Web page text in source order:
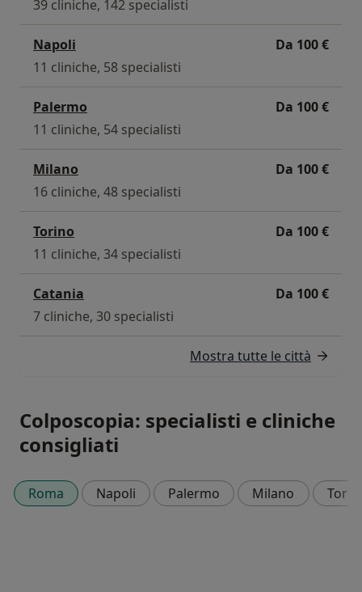
39 cliniche, 142 specialisti
Napoli
Da 100 €
11 cliniche, 58 specialisti
Palermo
Da 100 €
11 cliniche, 54 specialisti
Milano
Da 100 €
16 cliniche, 48 specialisti
Torino
Da 100 €
11 cliniche, 34 specialisti
Catania
Da 100 €
7 cliniche, 30 specialisti
Mostra tutte le città
Colposcopia: specialisti e cliniche
consigliati
Roma Napoli Palermo Milano